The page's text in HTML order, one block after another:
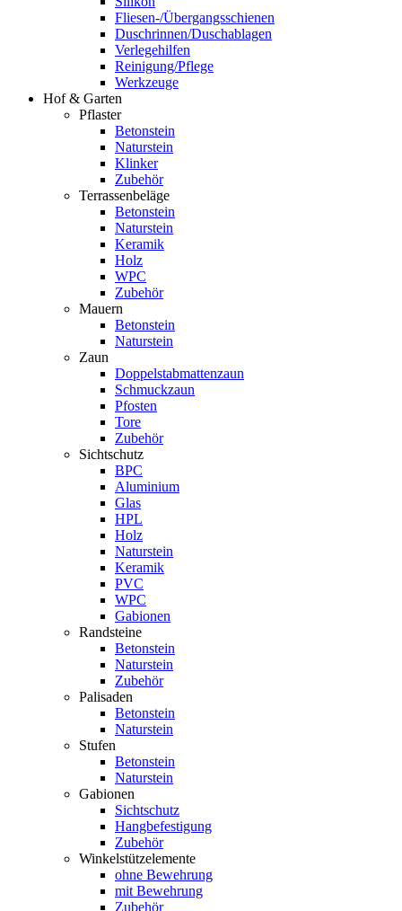
Fliesen-/Übergangsschienen
Duschrinnen/Duschablagen
Verlegehilfen
Reinigung/Pflege
Werkzeuge
Hof & Garten
Pflaster
Betonstein
Naturstein
Klinker
Zubehör
Terrassenbeläge
Betonstein
Naturstein
Keramik
Holz
WPC
Zubehör
Mauern
Betonstein
Naturstein
Zaun
Doppelstabmattenzaun
Schmuckzaun
Pfosten
Tore
Zubehör
Sichtschutz
BPC
Aluminium
Glas
HPL
Holz
Naturstein
Keramik
PVC
WPC
Gabionen
Randsteine
Betonstein
Naturstein
Zubehör
Palisaden
Betonstein
Naturstein
Stufen
Betonstein
Naturstein
Gabionen
Sichtschutz
Hangbefestigung
Zubehör
Winkelstützelemente
ohne Bewehrung
mit Bewehrung
Zubehör